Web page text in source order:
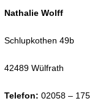
Nathalie Wolff
Schlupkothen 49b
42489 Wülfrath
Telefon: 02058 – 175